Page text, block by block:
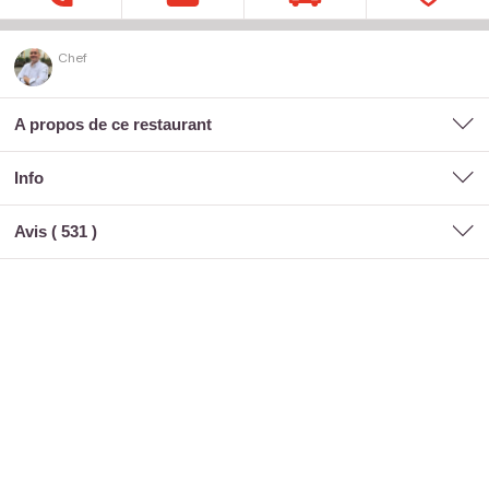
Chef
A propos de ce restaurant
Info
Avis ( 531 )